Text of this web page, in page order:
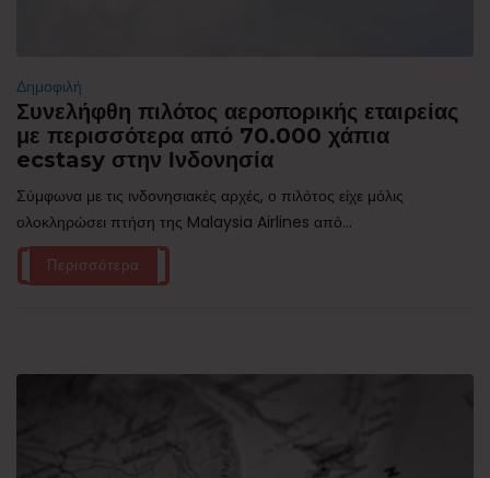
Δημοφιλή
Συνελήφθη πιλότος αεροπορικής εταιρείας
με περισσότερα από 70.000 χάπια
ecstasy στην Ινδονησία
Σύμφωνα με τις ινδονησιακές αρχές, ο πιλότος είχε μόλις
ολοκληρώσει πτήση της Malaysia Airlines από...
Περισσότερα